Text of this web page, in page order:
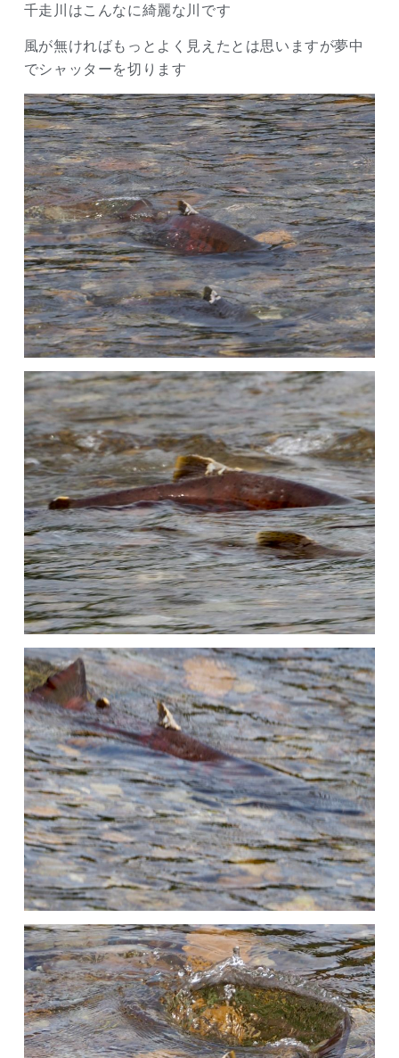
千走川はこんなに綺麗な川です
風が無ければもっとよく見えたとは思いますが夢中
でシャッターを切ります